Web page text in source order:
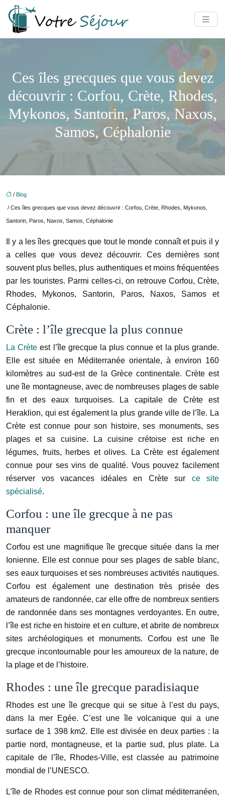
Ces îles grecques que vous devez
découvrir : Corfou, Crète, Rhodes,
Mykonos, Santorin, Paros, Naxos,
Samos, Céphalonie
/ Blog
/ Ces îles grecques que vous devez découvrir : Corfou, Crète, Rhodes, Mykonos,
Santorin, Paros, Naxos, Samos, Céphalonie
Il y a les îles grecques que tout le monde connaît et puis il y
a celles que vous devez découvrir. Ces dernières sont
souvent plus belles, plus authentiques et moins fréquentées
par les touristes. Parmi celles-ci, on retrouve Corfou, Crète,
Rhodes, Mykonos, Santorin, Paros, Naxos, Samos et
Céphalonie.
Crète : l’île grecque la plus connue
La Crète est l’île grecque la plus connue et la plus grande.
Elle est située en Méditerranée orientale, à environ 160
kilomètres au sud-est de la Grèce continentale. Crète est
une île montagneuse, avec de nombreuses plages de sable
fin et des eaux turquoises. La capitale de Crète est
Heraklion, qui est également la plus grande ville de l’île. La
Crète est connue pour son histoire, ses monuments, ses
plages et sa cuisine. La cuisine crétoise est riche en
légumes, fruits, herbes et olives. La Crète est également
connue pour ses vins de qualité. Vous pouvez facilement
réserver vos vacances idéales en Crète sur ce site
spécialisé.
Corfou : une île grecque à ne pas
manquer
Corfou est une magnifique île grecque située dans la mer
Ionienne. Elle est connue pour ses plages de sable blanc,
ses eaux turquoises et ses nombreuses activités nautiques.
Corfou est également une destination très prisée des
amateurs de randonnée, car elle offre de nombreux sentiers
de randonnée dans ses montagnes verdoyantes. En outre,
l’île est riche en histoire et en culture, et abrite de nombreux
sites archéologiques et monuments. Corfou est une île
grecque incontournable pour les amoureux de la nature, de
la plage et de l’histoire.
Rhodes : une île grecque paradisiaque
Rhodes est une île grecque qui se situe à l’est du pays,
dans la mer Egée. C’est une île volcanique qui a une
surface de 1 398 km2. Elle est divisée en deux parties : la
partie nord, montagneuse, et la partie sud, plus plate. La
capitale de l’île, Rhodes-Ville, est classée au patrimoine
mondial de l’UNESCO.
L’île de Rhodes est connue pour son climat méditerranéen,